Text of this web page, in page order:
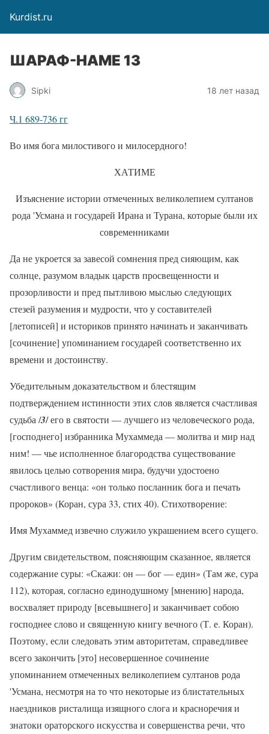
Kurdist.ru
ШАРАФ-НАМЕ 13
Sipki 18 лет назад
Ч.1 689-736 гг
Во имя бога милостивого и милосердного!
ХАТИМЕ
Изъяснение истории отмеченных великолепием султанов
рода 'Усмана и государей Ирана и Турана, которые были их
современниками
Да не укроется за завесой сомнения пред сияющим, как
солнце, разумом владык царств просвещенности и
прозорливости и пред пытливою мыслью следующих
стезей разумения и мудрости, что у составителей
[летописей] и историков принято начинать и заканчивать
[сочинение] упоминанием государей соответственно их
времени и достоинству.
Убедительным доказательством и блестящим
подтверждением истинности этих слов является счастливая
судьба /3/ его в святости — лучшего из человеческого рода,
[господнего] избранника Мухаммеда — молитва и мир над
ним! — чье исполненное благородства существование
явилось целью сотворения мира, будучи удостоено
счастливого венца: «он только посланник бога и печать
пророков» (Коран, сура 33, стих 40). Стихотворение:
Имя Мухаммед извечно служило украшением всего сущего.
Другим свидетельством, поясняющим сказанное, является
содержание суры: «Скажи: он — бог — един» (Там же, сура
112), которая, согласно единодушному [мнению] народа,
восхваляет природу [всевышнего] и заканчивает собою
господнее слово и священную книгу вечного (Т. е. Коран).
Поэтому, если следовать этим авторитетам, справедливее
всего закончить [это] несовершенное сочинение
упоминанием отмеченных великолепием султанов рода
'Усмана, несмотря на то что некоторые из блистательных
наездников ристалища изящного слога и красноречия и
знатоки ораторского искусства и совершенства речи, что